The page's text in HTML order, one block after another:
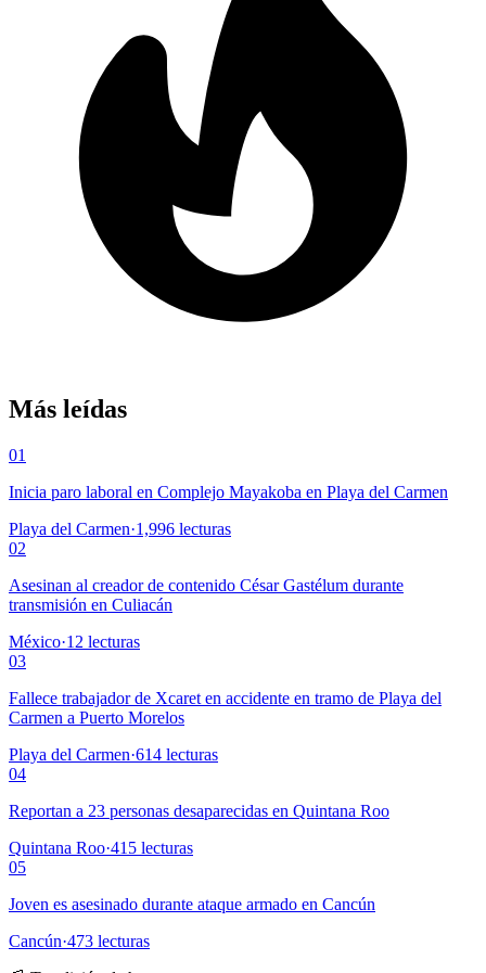
Más leídas
01
Inicia paro laboral en Complejo Mayakoba en Playa del Carmen
Playa del Carmen·1,996 lecturas
02
Asesinan al creador de contenido César Gastélum durante
transmisión en Culiacán
México·12 lecturas
03
Fallece trabajador de Xcaret en accidente en tramo de Playa del
Carmen a Puerto Morelos
Playa del Carmen·614 lecturas
04
Reportan a 23 personas desaparecidas en Quintana Roo
Quintana Roo·415 lecturas
05
Joven es asesinado durante ataque armado en Cancún
Cancún·473 lecturas